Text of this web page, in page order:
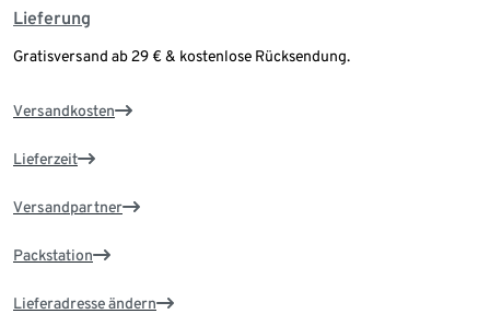
Lieferung
Gratisversand ab 29 € & kostenlose Rücksendung.
Versandkosten
Lieferzeit
Versandpartner
Packstation
Lieferadresse ändern